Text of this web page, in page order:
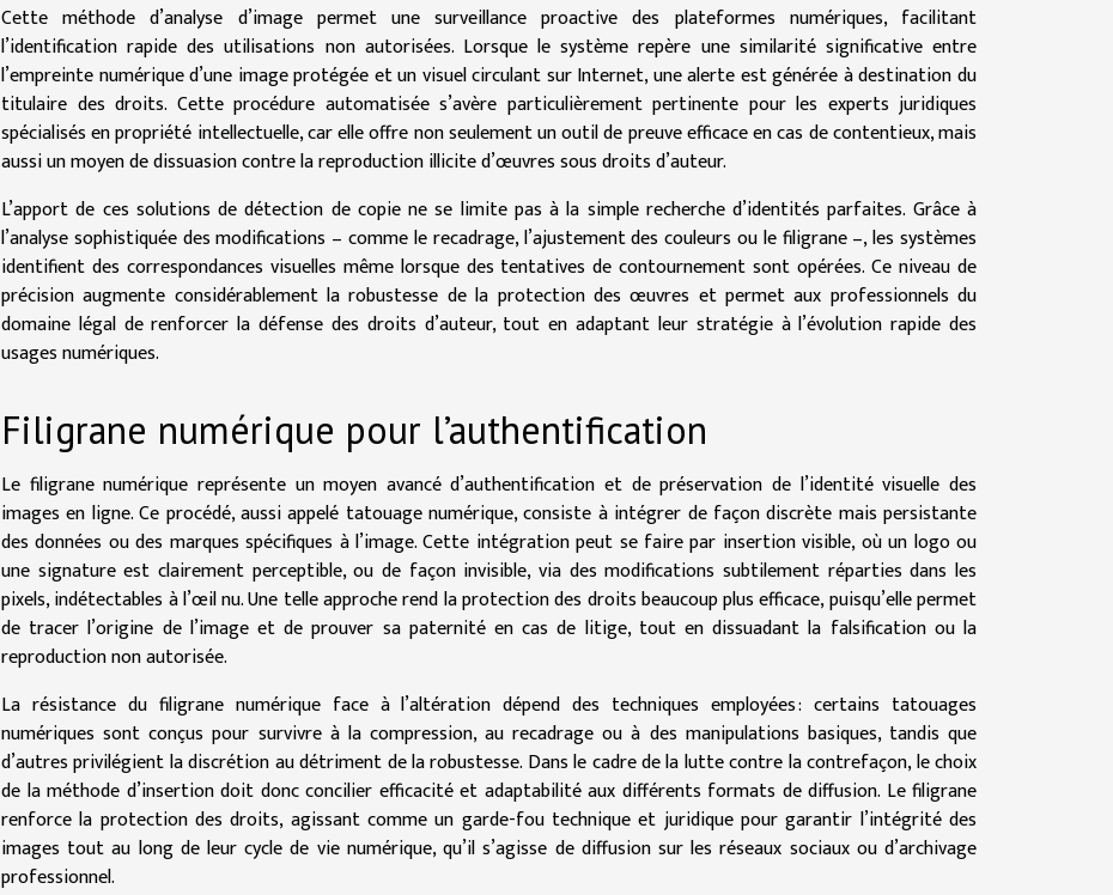
Cette méthode d’analyse d’image permet une surveillance proactive des plateformes numériques, facilitant
l’identification rapide des utilisations non autorisées. Lorsque le système repère une similarité significative entre
l’empreinte numérique d’une image protégée et un visuel circulant sur Internet, une alerte est générée à destination du
titulaire des droits. Cette procédure automatisée s’avère particulièrement pertinente pour les experts juridiques
spécialisés en propriété intellectuelle, car elle offre non seulement un outil de preuve efficace en cas de contentieux, mais
aussi un moyen de dissuasion contre la reproduction illicite d’œuvres sous droits d’auteur.
L’apport de ces solutions de détection de copie ne se limite pas à la simple recherche d’identités parfaites. Grâce à
l’analyse sophistiquée des modifications – comme le recadrage, l’ajustement des couleurs ou le filigrane –, les systèmes
identifient des correspondances visuelles même lorsque des tentatives de contournement sont opérées. Ce niveau de
précision augmente considérablement la robustesse de la protection des œuvres et permet aux professionnels du
domaine légal de renforcer la défense des droits d’auteur, tout en adaptant leur stratégie à l’évolution rapide des
usages numériques.
Filigrane numérique pour l’authentification
Le filigrane numérique représente un moyen avancé d’authentification et de préservation de l’identité visuelle des
images en ligne. Ce procédé, aussi appelé tatouage numérique, consiste à intégrer de façon discrète mais persistante
des données ou des marques spécifiques à l’image. Cette intégration peut se faire par insertion visible, où un logo ou
une signature est clairement perceptible, ou de façon invisible, via des modifications subtilement réparties dans les
pixels, indétectables à l’œil nu. Une telle approche rend la protection des droits beaucoup plus efficace, puisqu’elle permet
de tracer l’origine de l’image et de prouver sa paternité en cas de litige, tout en dissuadant la falsification ou la
reproduction non autorisée.
La résistance du filigrane numérique face à l’altération dépend des techniques employées : certains tatouages
numériques sont conçus pour survivre à la compression, au recadrage ou à des manipulations basiques, tandis que
d’autres privilégient la discrétion au détriment de la robustesse. Dans le cadre de la lutte contre la contrefaçon, le choix
de la méthode d’insertion doit donc concilier efficacité et adaptabilité aux différents formats de diffusion. Le filigrane
renforce la protection des droits, agissant comme un garde-fou technique et juridique pour garantir l’intégrité des
images tout au long de leur cycle de vie numérique, qu’il s’agisse de diffusion sur les réseaux sociaux ou d’archivage
professionnel.